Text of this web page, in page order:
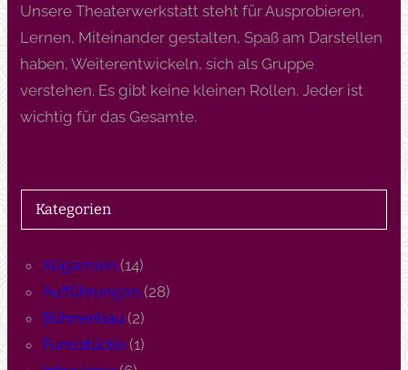
Unsere Theaterwerkstatt steht für Ausprobieren,
Lernen, Miteinander gestalten, Spaß am Darstellen
haben, Weiterentwickeln, sich als Gruppe
verstehen. Es gibt keine kleinen Rollen. Jeder ist
wichtig für das Gesamte.
Kategorien
Allgemein (14)
Aufführungen (28)
Bühnenbau (2)
Fundstücke(1)